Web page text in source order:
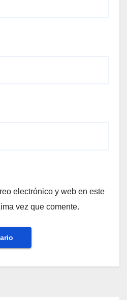
electrónico y web en este
vez que comente.